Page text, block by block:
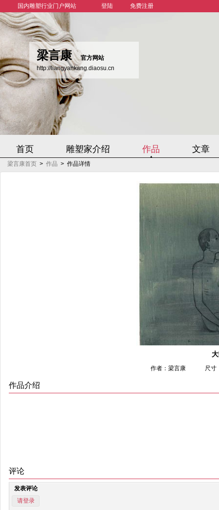
国内雕塑行业门户网站 登陆 免费注册
梁言康
官方网站
http://liangyankang.diaosu.cn
首页 雕塑家介绍 作品 文章
梁言康首页 > 作品 > 作品详情
作者：梁言康 尺寸
作品介绍
评论
发表评论
请登录